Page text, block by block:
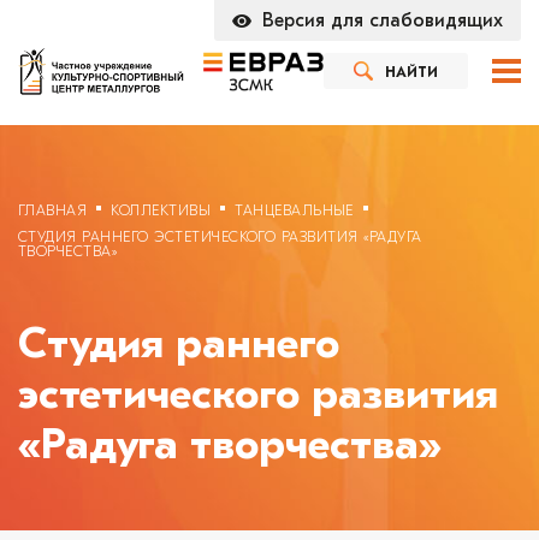
Версия для слабовидящих
НАЙТИ
ГЛАВНАЯ КОЛЛЕКТИВЫ
ТАНЦЕВАЛЬНЫЕ
СТУДИЯ РАННЕГО ЭСТЕТИЧЕСКОГО РАЗВИТИЯ «РАДУГА
ТВОРЧЕСТВА»
Студия раннего
эстетического развития
«Радуга творчества»